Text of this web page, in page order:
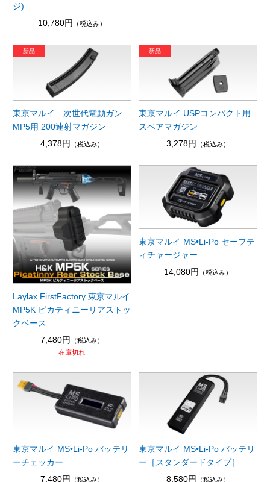
ジ)
10,780円
（税込み）
東京マルイ 次世代電動ガン
MP5用 200連射マガジン
4,378円
（税込み）
東京マルイ USPコンパクト用
スペアマガジン
3,278円
（税込み）
Laylax FirstFactory 東京マルイ
MP5K ピカティニーリアストッ
クベース
7,480円
（税込み）
在庫切れ
東京マルイ MS•Li-Po セーフテ
ィチャージャー
14,080円
（税込み）
東京マルイ MS•Li-Po バッテリ
ーチェッカー
7,480円
（税込み）
東京マルイ MS•Li-Po バッテリ
ー［スタンダードタイプ］
8,580円
（税込み）